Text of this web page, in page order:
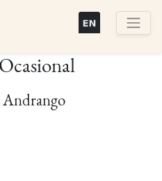
principal